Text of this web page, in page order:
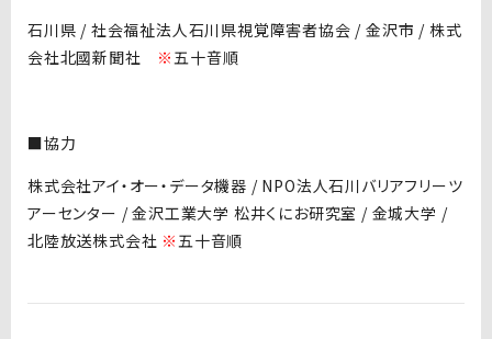
石川県 / 社会福祉法人石川県視覚障害者協会 / 金沢市 / 株式
会社北國新聞社 ※五十音順
■協力
株式会社アイ・オー・データ機器 / NPO法人石川バリアフリーツ
アーセンター / 金沢工業大学 松井くにお研究室 / 金城大学 /
北陸放送株式会社 ※五十音順